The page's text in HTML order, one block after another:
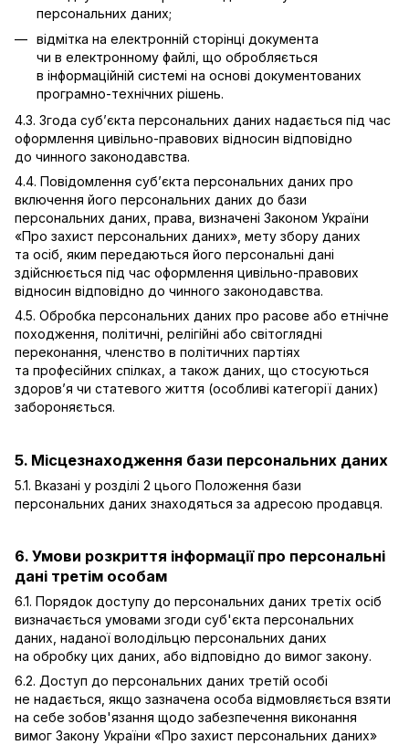
персональних даних;
відмітка на електронній сторінці документа
чи в електронному файлі, що обробляється
в інформаційній системі на основі документованих
програмно-технічних рішень.
4.3. Згода суб’єкта персональних даних надається під час
оформлення цивільно-правових відносин відповідно
до чинного законодавства.
4.4. Повідомлення суб’єкта персональних даних про
включення його персональних даних до бази
персональних даних, права, визначені Законом України
«Про захист персональних даних», мету збору даних
та осіб, яким передаються його персональні дані
здійснюється під час оформлення цивільно-правових
відносин відповідно до чинного законодавства.
4.5. Обробка персональних даних про расове або етнічне
походження, політичні, релігійні або світоглядні
переконання, членство в політичних партіях
та професійних спілках, а також даних, що стосуються
здоров’я чи статевого життя (особливі категорії даних)
забороняється.
5. Місцезнаходження бази персональних даних
5.1. Вказані у розділі 2 цього Положення бази
персональних даних знаходяться за адресою продавця.
6. Умови розкриття інформації про персональні
дані третім особам
6.1. Порядок доступу до персональних даних третіх осіб
визначається умовами згоди суб'єкта персональних
даних, наданої володільцю персональних даних
на обробку цих даних, або відповідно до вимог закону.
6.2. Доступ до персональних даних третій особі
не надається, якщо зазначена особа відмовляється взяти
на себе зобов'язання щодо забезпечення виконання
вимог Закону України «Про захист персональних даних»